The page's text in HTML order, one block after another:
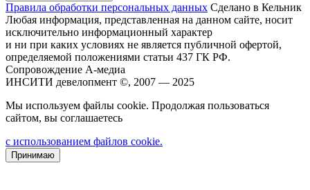
Правила обработки персональных данных Сделано в Кельник
Любая информация, представленная на данном сайте, носит
исключительно информационный характер
и ни при каких условиях не является публичной офертой,
определяемой положениями статьи 437 ГК РФ.
Сопровождение А-медиа
ИНСИТИ девелопмент ©, 2007 — 2025
Мы используем файлы cookie. Продолжая пользоваться
сайтом, вы соглашаетесь
с использованием файлов cookie.
Принимаю